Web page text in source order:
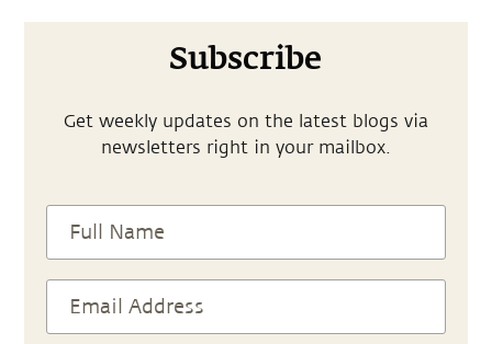
Subscribe
Get weekly updates on the latest blogs via
newsletters right in your mailbox.